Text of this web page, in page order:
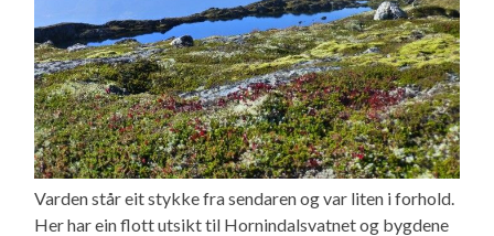
Varden står eit stykke fra sendaren og var liten i forhold.
Her har ein flott utsikt til Hornindalsvatnet og bygdene